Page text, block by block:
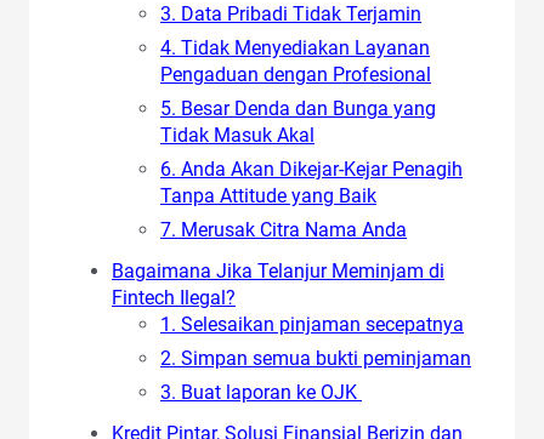
3. Data Pribadi Tidak Terjamin
4. Tidak Menyediakan Layanan
Pengaduan dengan Profesional
5. Besar Denda dan Bunga yang
Tidak Masuk Akal
6. Anda Akan Dikejar-Kejar Penagih
Tanpa Attitude yang Baik
7. Merusak Citra Nama Anda
Bagaimana Jika Telanjur Meminjam di
Fintech Ilegal?
1. Selesaikan pinjaman secepatnya
2. Simpan semua bukti peminjaman
3. Buat laporan ke OJK
Kredit Pintar, Solusi Finansial Berizin dan